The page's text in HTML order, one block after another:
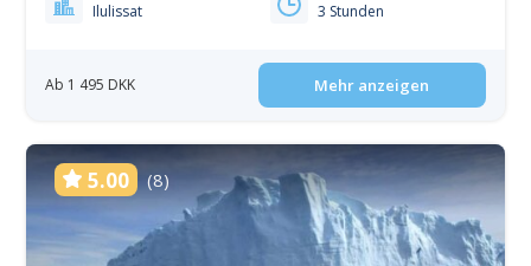
Ilulissat
3 Stunden
Ab 1 495 DKK Mehr anzeigen
5.00 (8)